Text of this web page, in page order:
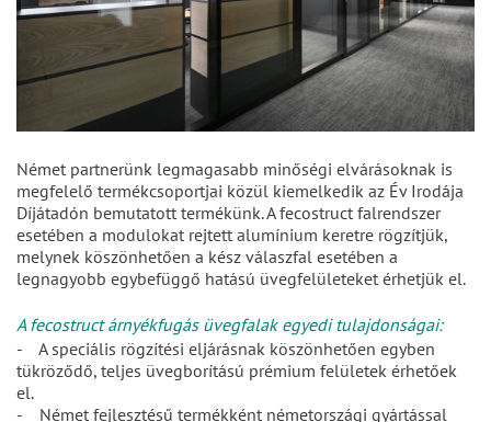
Német partnerünk legmagasabb minőségi elvárásoknak is
megfelelő termékcsoportjai közül kiemelkedik az Év Irodája
Díjátadón bemutatott termékünk. A fecostruct falrendszer
esetében a modulokat rejtett alumínium keretre rögzítjük,
melynek köszönhetően a kész válaszfal esetében a
legnagyobb egybefüggő hatású üvegfelületeket érhetjük el.
A fecostruct árnyékfugás üvegfalak egyedi tulajdonságai:
- A speciális rögzítési eljárásnak köszönhetően egyben
tükröződő, teljes üvegborítású prémium felületek érhetőek
el.
- Német fejlesztésű termékként németországi gyártással